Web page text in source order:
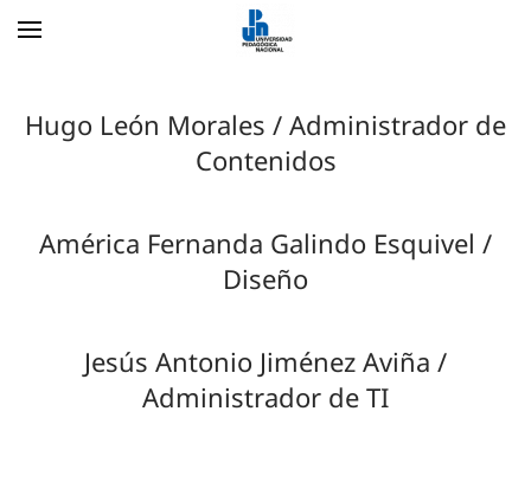
Hugo León Morales / Administrador de
Contenidos
América Fernanda Galindo Esquivel /
Diseño
Jesús Antonio Jiménez Aviña /
Administrador de TI